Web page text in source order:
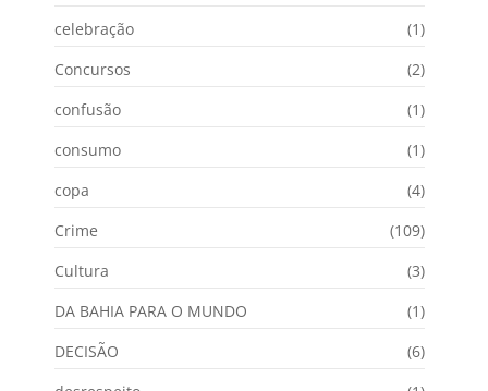
celebração
(1)
Concursos
(2)
confusão
(1)
consumo
(1)
copa
(4)
Crime
(109)
Cultura
(3)
DA BAHIA PARA O MUNDO
(1)
DECISÃO
(6)